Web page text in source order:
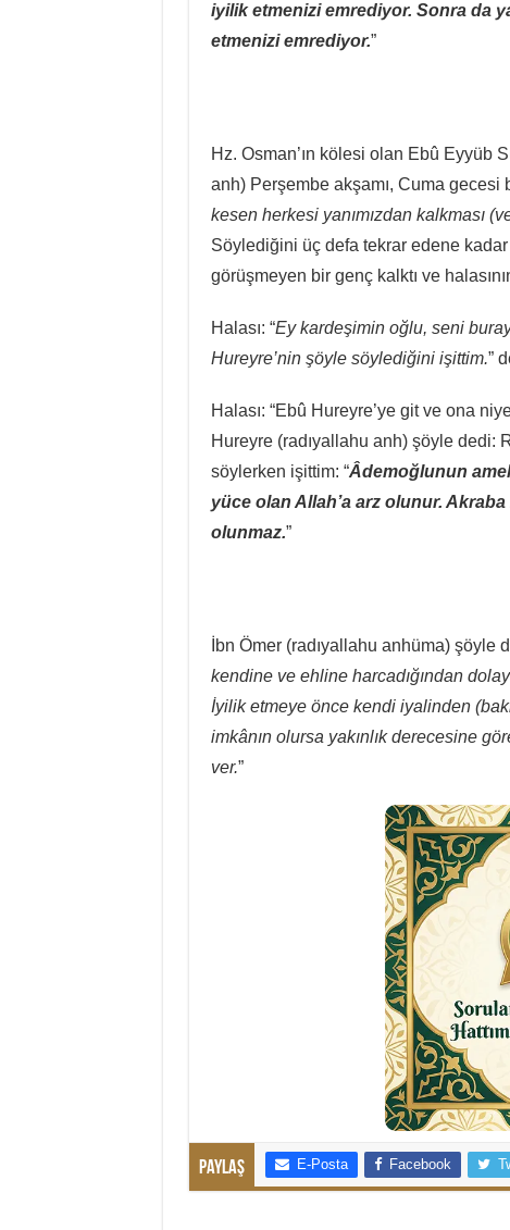
iyilik etmenizi emrediyor. Sonra da
etmenizi emrediyor.”
Hz. Osman’ın kölesi olan Ebû Eyyüb
anh) Perşembe akşamı, Cuma gecesi
kesen herkesi yanımızdan kalkması
Söylediğini üç defa tekrar edene
görüşmeyen bir genç kalktı ve
Halası: “Ey kardeşimin oğlu, seni
Hureyre’nin şöyle söylediğini işittim.”
Halası: “Ebû Hureyre’ye git ve ona
Hureyre (radıyallahu anh) şöyle dedi:
söylerken işittim: “Âdemoğlunun
yüce olan Allah’a arz olunur.
olunmaz.”
İbn Ömer (radıyallahu anhüma) şöyle
kendine ve ehline harcadığından
İyilik etmeye önce kendi iyalinden
imkânın olursa yakınlık derecesine
ver.”
Paylaş E-Posta Facebook